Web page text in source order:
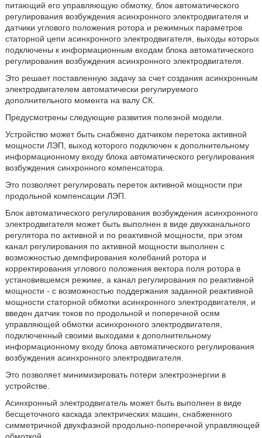
питающий его управляющую обмотку, блок автоматического
регулирования возбуждения асинхронного электродвигателя и
датчики углового положения ротора и режимных параметров
статорной цепи асинхронного электродвигателя, выходы которых
подключены к информационным входам блока автоматического
регулирования возбуждения асинхронного электродвигателя.
Это решает поставленную задачу за счет создания асинхронным
электродвигателем автоматически регулируемого
дополнительного момента на валу СК.
Предусмотрены следующие развития полезной модели.
Устройство может быть снабжено датчиком перетока активной
мощности ЛЭП, выход которого подключен к дополнительному
информационному входу блока автоматического регулирования
возбуждения синхронного компенсатора.
Это позволяет регулировать переток активной мощности при
продольной компенсации ЛЭП.
Блок автоматического регулирования возбуждения асинхронного
электродвигателя может быть выполнен в виде двухканального
регулятора по активной и по реактивной мощности, при этом
канал регулирования по активной мощности выполнен с
возможностью демпфирования колебаний ротора и
корректирования углового положения вектора поля ротора в
установившемся режиме, а канал регулирования по реактивной
мощности - с возможностью поддержания заданной реактивной
мощности статорной обмотки асинхронного электродвигателя, и
введен датчик токов по продольной и поперечной осям
управляющей обмотки асинхронного электродвигателя,
подключенный своими выходами к дополнительному
информационному входу блока автоматического регулирования
возбуждения асинхронного электродвигателя.
Это позволяет минимизировать потери электроэнергии в
устройстве.
Асинхронный электродвигатель может быть выполнен в виде
бесщеточного каскада электрических машин, снабженного
симметричной двухфазной продольно-поперечной управляющей